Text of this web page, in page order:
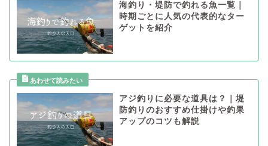
海釣り・堤防で釣れる魚一覧｜
時期ごとに人気の代表的なター
ゲットを紹介
アジ釣りに必要な道具は？｜堤
防釣りのおすすめ仕掛けや釣果
アップのコツも解説